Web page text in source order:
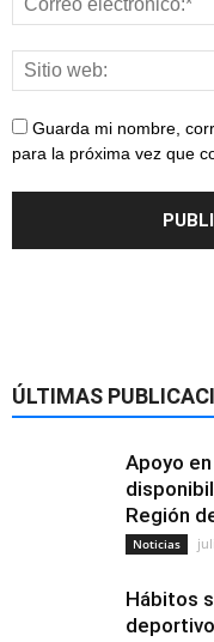
Guarda mi nombre,
para la próxima vez que
ÚLTIMAS
Apoyo
Región
Noticias
Hábitos